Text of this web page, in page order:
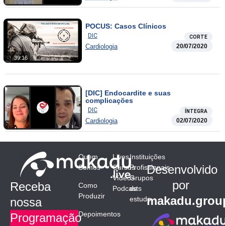
39:16
POCUS: Casos Clínicos
DIC CORTE
Cardiologia 20/07/2020
[DIC] Endocardite e suas
complicações
DIC ÍNTEGRA
Cardiologia 02/07/2020
Receba
nossa
Programação
Quem
Somos
Como
Produzir
Depoimentos
Lives
Cursos
Vídeos
Podcasts
Instituições
Profissionais
Grupos
de
estudo
Desenvolvido
por